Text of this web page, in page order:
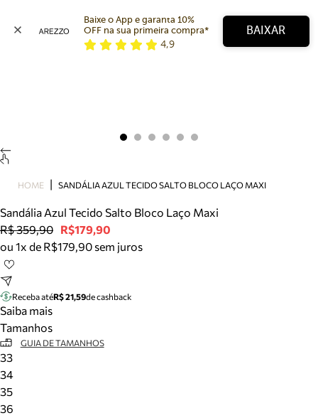
Bolsa
Tamanco
Tênis
Mule
Tire dúvidas sobre pedidos, devoluções e mais.
Meus pedidos
Acompanhe seus pedidos e solicite devoluções.
Baixe o App e garanta 10%
OFF na sua primeira compra*
4,9
BAIXAR
HOME SANDÁLIA AZUL TECIDO SALTO BLOCO LAÇO MAXI
Sandália Azul Tecido Salto Bloco Laço Maxi
R$ 359,90 R$179,90
ou 1x de R$179,90 sem juros
Receba atéR$ 21,59de cashback
Saiba mais
Tamanhos
GUIA DE TAMANHOS
33
34
35
36